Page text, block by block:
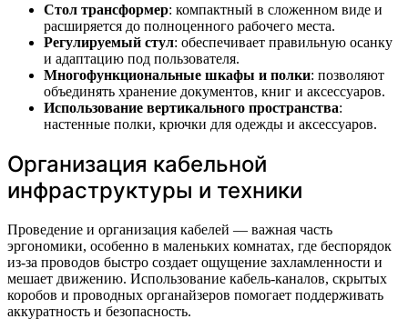
Стол трансформер: компактный в сложенном виде и
расширяется до полноценного рабочего места.
Регулируемый стул: обеспечивает правильную осанку
и адаптацию под пользователя.
Многофункциональные шкафы и полки: позволяют
объединять хранение документов, книг и аксессуаров.
Использование вертикального пространства:
настенные полки, крючки для одежды и аксессуаров.
Организация кабельной
инфраструктуры и техники
Проведение и организация кабелей — важная часть
эргономики, особенно в маленьких комнатах, где беспорядок
из-за проводов быстро создает ощущение захламленности и
мешает движению. Использование кабель-каналов, скрытых
коробов и проводных органайзеров помогает поддерживать
аккуратность и безопасность.